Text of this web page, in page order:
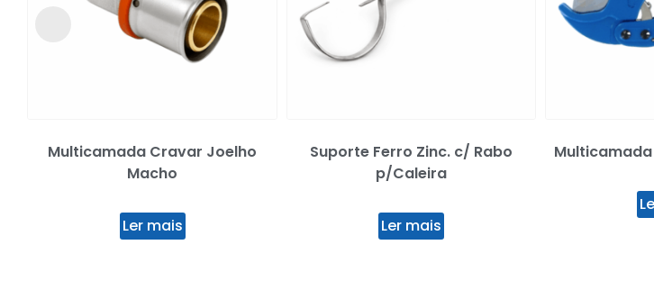
Multicamada Cravar Joelho
Macho
Ler mais
Suporte Ferro Zinc. c/ Rabo
p/Caleira
Ler mais